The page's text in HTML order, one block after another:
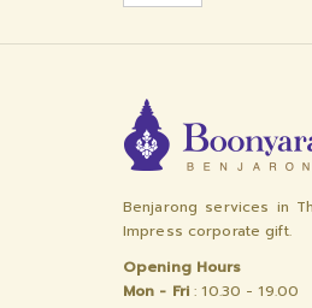
Benjarong services in
Impress corporate gift.
Opening Hours
Mon - Fri : 10.30 - 19.00